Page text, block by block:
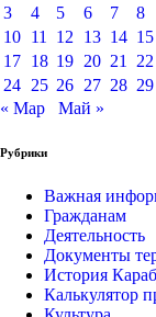
3
4 5 6 7 8
10 11 12 13 14 15
17 18 19 20 21 22
24 25 26 27 28 29
« Мар
Май »
Рубрики
Важная
Гражданам
Деятельность
Документы
История
Калькулятор